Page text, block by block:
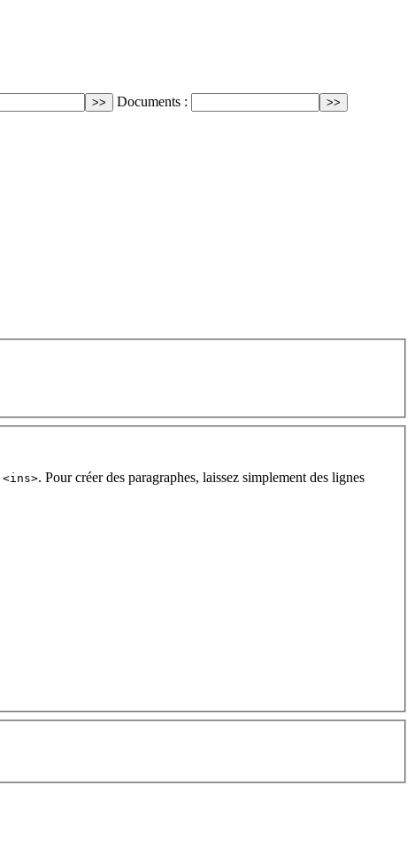
Documents :
<ins>. Pour créer des paragraphes, laissez simplement des lignes